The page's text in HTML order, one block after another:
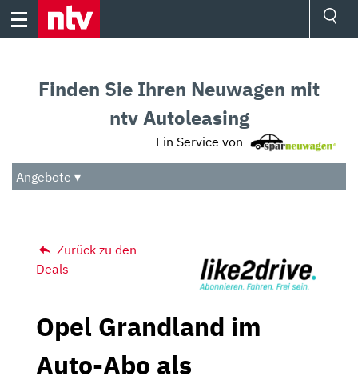
Skip
Audio
Das Beste
Finden Sie Ihren Neuwagen mit
ntv Autoleasing
Ein Service von
Angebote ▾
Zurück zu den
Deals
Opel Grandland im
Auto-Abo als